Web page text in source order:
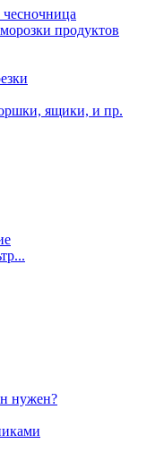
продуктов
ящики, и пр.
нужен?